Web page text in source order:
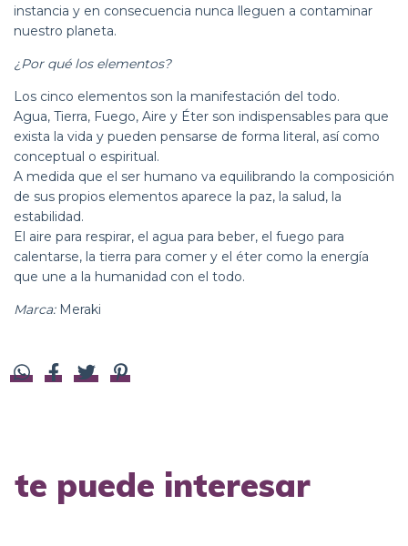
instancia y en consecuencia nunca lleguen a contaminar
nuestro planeta.
¿Por qué los elementos?
Los cinco elementos son la manifestación del todo.
Agua, Tierra, Fuego, Aire y Éter son indispensables para que
exista la vida y pueden pensarse de forma literal, así como
conceptual o espiritual.
A medida que el ser humano va equilibrando la composición
de sus propios elementos aparece la paz, la salud, la
estabilidad.
El aire para respirar, el agua para beber, el fuego para
calentarse, la tierra para comer y el éter como la energía
que une a la humanidad con el todo.
Marca:Meraki
te puede interesar